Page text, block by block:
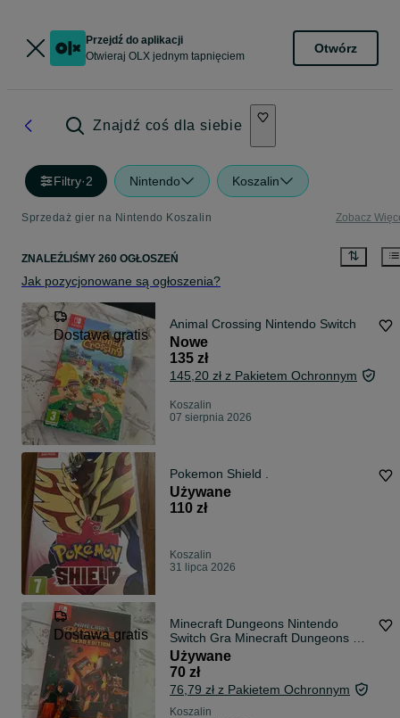
Przejdź do aplikacji
Otwieraj OLX jednym tapnięciem
Otwórz
Znajdź coś dla siebie
Filtry·2 Nintendo Koszalin
Sprzedaż gier na Nintendo Koszalin Zobacz
ZNALEŹLIŚMY 260 OGŁOSZEŃ
Jak pozycjonowane są ogłoszenia?
Dostawa gratis
Animal Crossing Nintendo Switch
Nowe
135 zł
145,20 zł z Pakietem Ochronnym
Koszalin
07 sierpnia 2026
Pokemon Shield .
Używane
110 zł
Koszalin
31 lipca 2026
Dostawa gratis
Minecraft Dungeons Nintendo
Switch Gra Minecraft Dungeons na
platformę Nintendo Switch
Używane
70 zł
76,79 zł z Pakietem Ochronnym
Koszalin